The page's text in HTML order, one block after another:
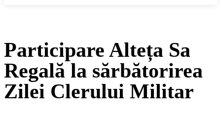
Participare Alteța Sa
Regală la sărbătorirea
Zilei Clerului Militar